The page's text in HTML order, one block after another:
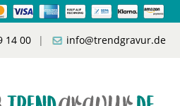
14 00 | info@trendgravur.de